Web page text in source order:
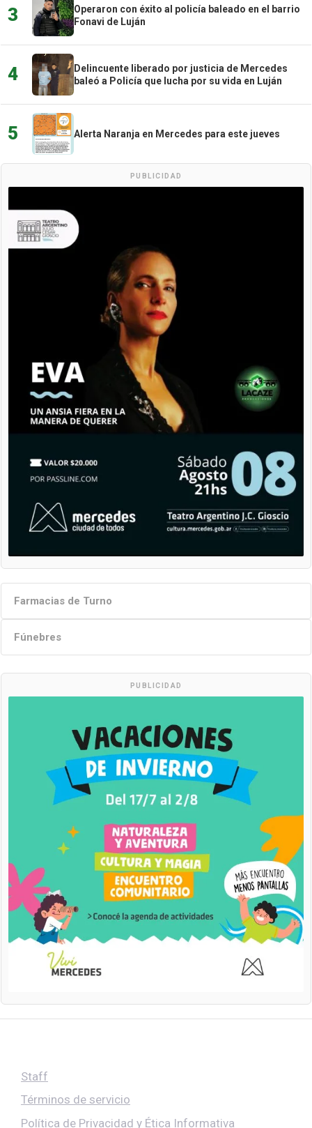
3
Operaron con éxito al policía baleado en el barrio
Fonavi de Luján
4
Delincuente liberado por justicia de Mercedes
baleó a Policía que lucha por su vida en Luján
5 Alerta Naranja en Mercedes para este jueves
PUBLICIDAD
Farmacias de Turno
Fúnebres
PUBLICIDAD
Staff
Términos de servicio
Política de Privacidad y Ética Informativa